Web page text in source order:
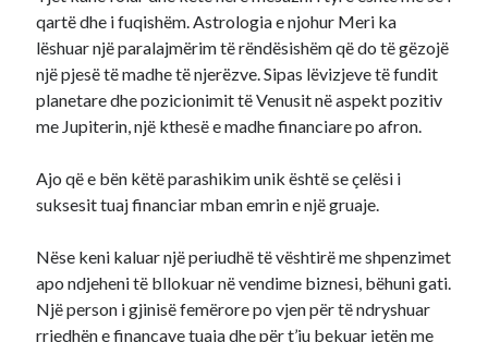
qartë dhe i fuqishëm. Astrologia e njohur Meri ka
lëshuar një paralajmërim të rëndësishëm që do të gëzojë
një pjesë të madhe të njerëzve. Sipas lëvizjeve të fundit
planetare dhe pozicionimit të Venusit në aspekt pozitiv
me Jupiterin, një kthesë e madhe financiare po afron.
Ajo që e bën këtë parashikim unik është se çelësi i
suksesit tuaj financiar mban emrin e një gruaje.
Nëse keni kaluar një periudhë të vështirë me shpenzimet
apo ndjeheni të bllokuar në vendime biznesi, bëhuni gati.
Një person i gjinisë femërore po vjen për të ndryshuar
rrjedhën e financave tuaja dhe për t’ju bekuar jetën me